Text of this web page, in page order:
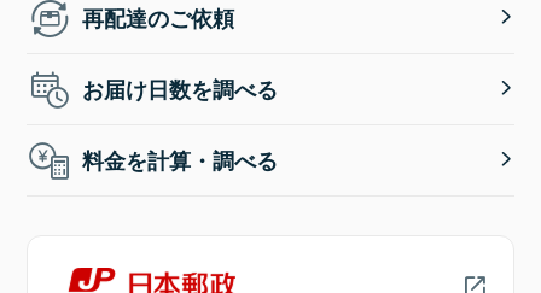
再配達のご依頼
お届け日数を調べる
料金を計算・調べる